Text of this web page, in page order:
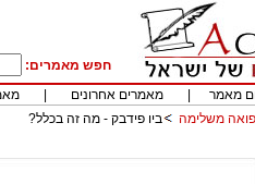
חפש מאמרים:
מאמר מאמרים אחרונים
משלימה ביו פידבק - מה זה בכלל?